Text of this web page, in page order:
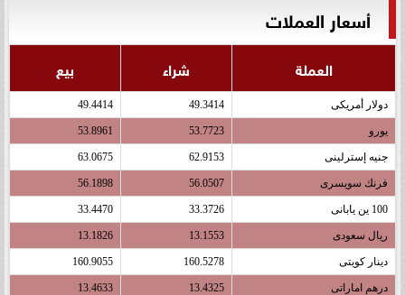
أسعار العملات
العملة شراء بيع
دولار أمريكى 49.3414
49.4414
يورو 53.7723
53.8961
جنيه إسترلينى 62.9153
63.0675
فرنك سويسرى 56.0507
56.1898
100 ين يابانى 33.3726
33.4470
ريال سعودى 13.1553
13.1826
دينار كويتى 160.5278
160.9055
درهم اماراتى 13.4325
13.4633